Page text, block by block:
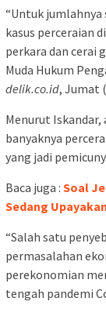
“Untuk
kasus perceraian
perkara dan cerai
Muda Hukum
delik.co.id, Jumat
Menurut
banyaknya
yang jadi
Baca juga : Soal
Sedang
“Salah satu
permasalahan
perekonomian
tengah pandemi